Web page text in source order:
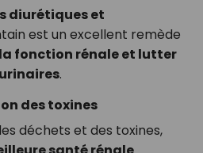
diurétiques et
est un excellent remède
fonction rénale et lutter
.
des toxines
déchets et des toxines,